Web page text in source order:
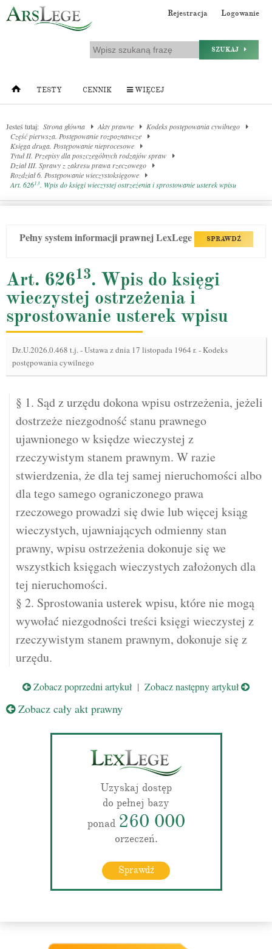
Rejestracja Logowanie
SZUKAJ
TESTY CENNIK WIĘCEJ
Jesteś tutaj: Strona główna Akty prawne
Kodeks postępowania cywilnego
Część pierwsza. Postępowanie rozpoznawcze
Księga druga. Postępowanie nieprocesowe
Tytuł II. Przepisy dla poszczególnych rodzajów spraw
Dział III. Sprawy z zakresu prawa rzeczowego
Rozdział 6. Postępowanie wieczystoksięgowe
Art. 62613. Wpis do księgi wieczystej ostrzeżenia i sprostowanie usterek wpisu
Pełny system informacji prawnej LexLege SPRAWDŹ
Art. 62613. Wpis do księgi
wieczystej ostrzeżenia i
sprostowanie usterek wpisu
Dz.U.2026.0.468 t.j.-Ustawa z dnia 17 listopada 1964 r. - Kodeks
postępowania cywilnego
§ 1. Sąd z urzędu dokona wpisu ostrzeżenia, jeżeli
dostrzeże niezgodność stanu prawnego
ujawnionego w księdze wieczystej z
rzeczywistym stanem prawnym. W razie
stwierdzenia, że dla tej samej nieruchomości albo
dla tego samego ograniczonego prawa
rzeczowego prowadzi się dwie lub więcej ksiąg
wieczystych, ujawniających odmienny stan
prawny, wpisu ostrzeżenia dokonuje się we
wszystkich księgach wieczystych założonych dla
tej nieruchomości.
§ 2. Sprostowania usterek wpisu, które nie mogą
wywołać niezgodności treści księgi wieczystej z
rzeczywistym stanem prawnym, dokonuje się z
urzędu.
Zobacz poprzedni artykuł | Zobacz następny artykuł
Zobacz cały akt prawny
Uzyskaj dostęp
do pełnej bazy
ponad 260 000
orzeczeń.
Sprawdź